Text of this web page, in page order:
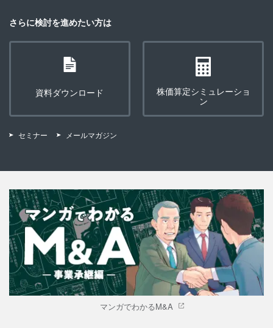
さらに検討を進めたい方は
資料ダウンロード
株価算定シミュレーショ
ン
セミナー メールマガジン
マンガでわかるM&A